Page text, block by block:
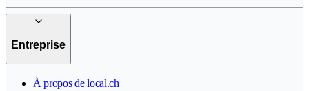
Entreprise
À propos de local.ch